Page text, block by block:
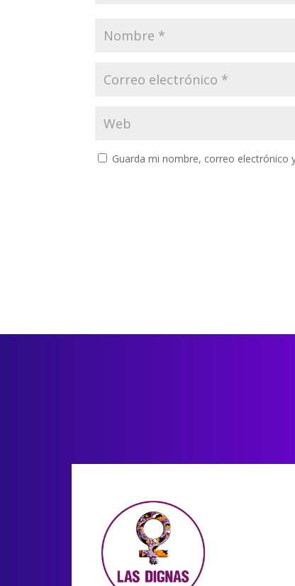
Guarda mi nombre, correo electrónico